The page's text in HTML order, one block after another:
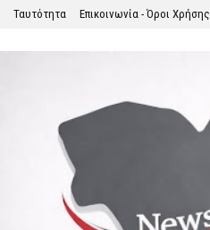
Ταυτότητα Επικοινωνία - Όροι Χρήσης